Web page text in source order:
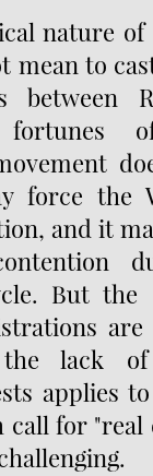
nature of
mean to
force the
and it
But the
lack of
applies
for "real